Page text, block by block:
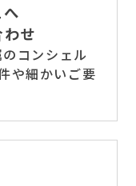
せ
コンシェル
や細かいご要